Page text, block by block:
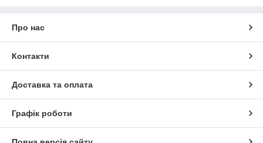
Про нас
Контакти
Доставка та оплата
Графік роботи